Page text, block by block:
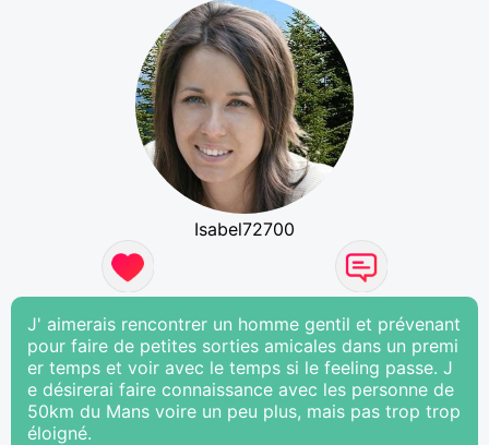
Isabel72700
J' aimerais rencontrer un homme gentil et prévenant
pour faire de petites sorties amicales dans un premi
er temps et voir avec le temps si le feeling passe. J
e désirerai faire connaissance avec les personne de
50km du Mans voire un peu plus, mais pas trop trop
éloigné.